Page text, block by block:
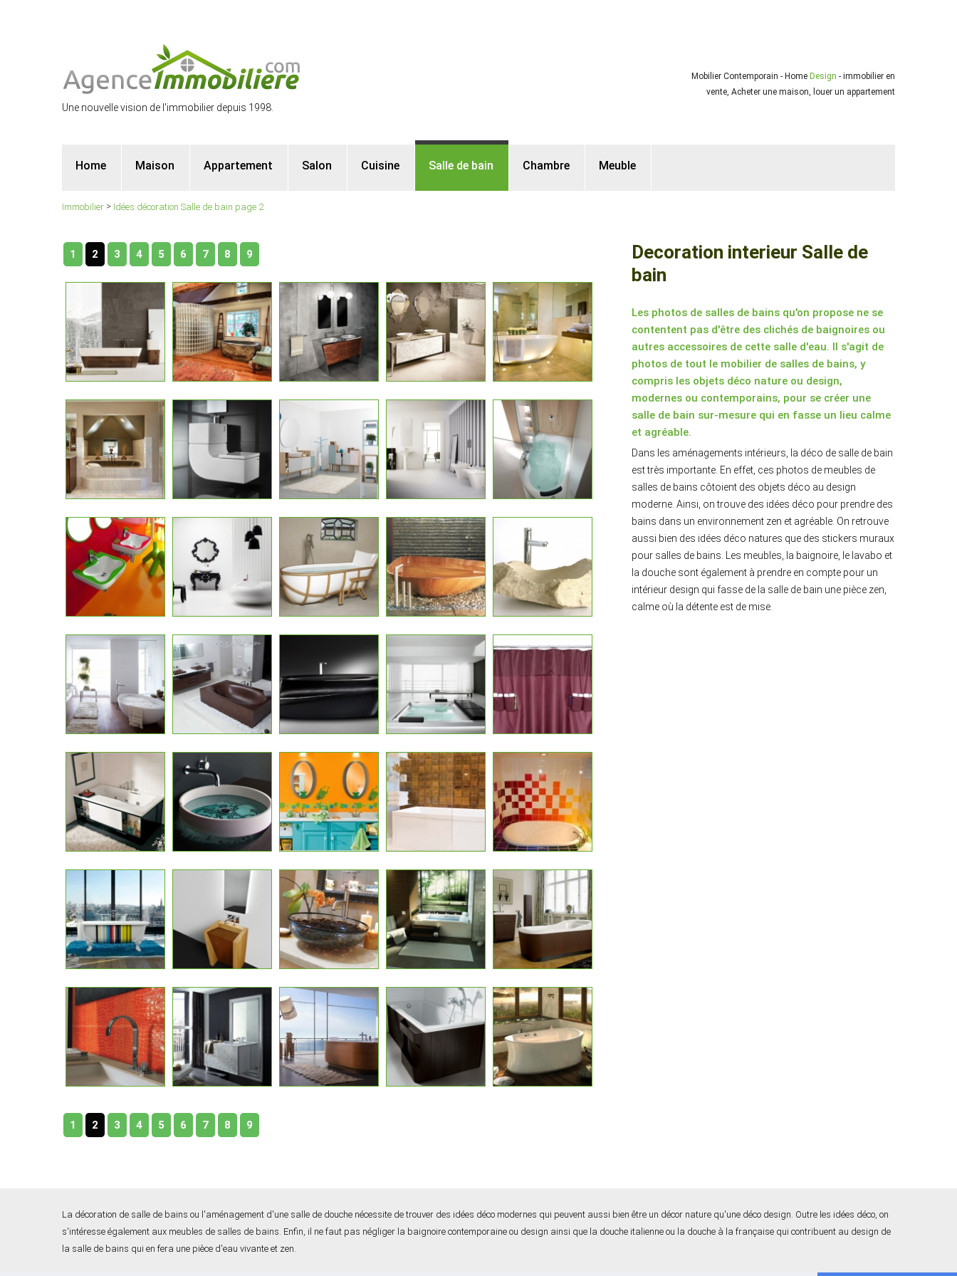
Une nouvelle vision de l'immobilier depuis 1998.
Mobilier Contemporain - Home Design - immobilier en
vente, Acheter une maison, louer un appartement
Home Maison Appartement Salon Cuisine Salle de bain Chambre Meuble
Immobilier > Idées décoration Salle de bain page 2
1 2 3 4 5 6 7 8 9
1 2 3 4 5 6 7 8 9
Decoration interieur Salle de
bain
Les photos de salles de bains qu'on propose ne se
contentent pas d'être des clichés de baignoires ou
autres accessoires de cette salle d'eau. Il s'agit de
photos de tout le mobilier de salles de bains, y
compris les objets déco nature ou design,
modernes ou contemporains, pour se créer une
salle de bain sur-mesure qui en fasse un lieu calme
et agréable.
Dans les aménagements intérieurs, la déco de salle de bain
est très importante. En effet, ces photos de meubles de
salles de bains côtoient des objets déco au design
moderne. Ainsi, on trouve des idées déco pour prendre des
bains dans un environnement zen et agréable. On retrouve
aussi bien des idées déco natures que des stickers muraux
pour salles de bains. Les meubles, la baignoire, le lavabo et
la douche sont également à prendre en compte pour un
intérieur design qui fasse de la salle de bain une pièce zen,
calme où la détente est de mise.
La décoration de salle de bains ou l'aménagement d'une salle de douche nécessite de trouver des idées déco modernes qui peuvent aussi bien être un décor nature qu'une déco design. Outre les idées déco, on
s'intéresse également aux meubles de salles de bains. Enfin, il ne faut pas négliger la baignoire contemporaine ou design ainsi que la douche italienne ou la douche à la française qui contribuent au design de
la salle de bains qui en fera une pièce d'eau vivante et zen.